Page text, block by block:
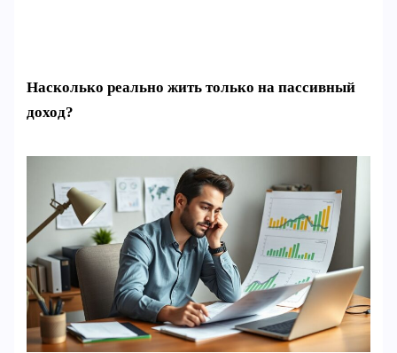
Насколько реально жить только на пассивный
доход?